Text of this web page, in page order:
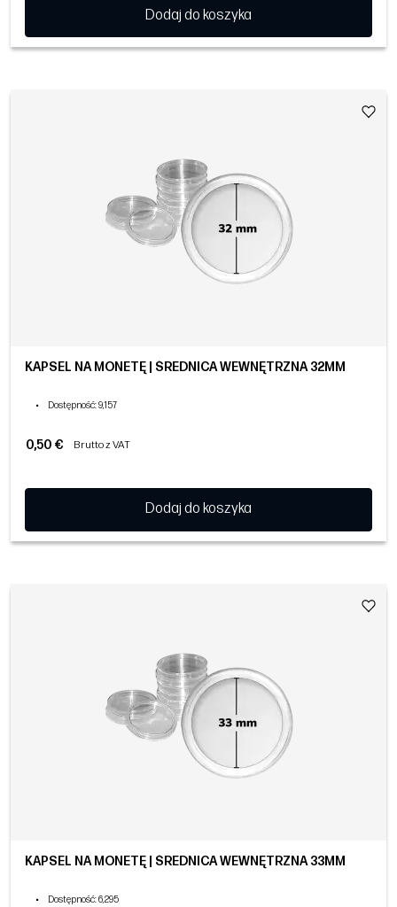
Dodaj do koszyka
KAPSEL NA MONETĘ | ŚREDNICA WEWNĘTRZNA 32MM
• Dostępność: 9,157
0,50 € Brutto z VAT
Dodaj do koszyka
KAPSEL NA MONETĘ | ŚREDNICA WEWNĘTRZNA 33MM
• Dostępność: 6,295